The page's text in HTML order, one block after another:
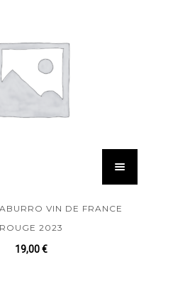
VIN DE FRANCE
ROUGE 2023
19,00€